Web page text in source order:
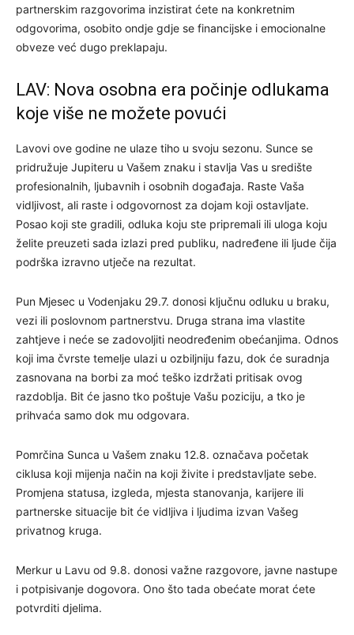
partnerskim razgovorima inzistirat ćete na konkretnim
odgovorima, osobito ondje gdje se financijske i emocionalne
obveze već dugo preklapaju.
LAV: Nova osobna era počinje odlukama
koje više ne možete povući
Lavovi ove godine ne ulaze tiho u svoju sezonu. Sunce se
pridružuje Jupiteru u Vašem znaku i stavlja Vas u središte
profesionalnih, ljubavnih i osobnih događaja. Raste Vaša
vidljivost, ali raste i odgovornost za dojam koji ostavljate.
Posao koji ste gradili, odluka koju ste pripremali ili uloga koju
želite preuzeti sada izlazi pred publiku, nadređene ili ljude čija
podrška izravno utječe na rezultat.
Pun Mjesec u Vodenjaku 29.7. donosi ključnu odluku u braku,
vezi ili poslovnom partnerstvu. Druga strana ima vlastite
zahtjeve i neće se zadovoljiti neodređenim obećanjima. Odnos
koji ima čvrste temelje ulazi u ozbiljniju fazu, dok će suradnja
zasnovana na borbi za moć teško izdržati pritisak ovog
razdoblja. Bit će jasno tko poštuje Vašu poziciju, a tko je
prihvaća samo dok mu odgovara.
Pomrčina Sunca u Vašem znaku 12.8. označava početak
ciklusa koji mijenja način na koji živite i predstavljate sebe.
Promjena statusa, izgleda, mjesta stanovanja, karijere ili
partnerske situacije bit će vidljiva i ljudima izvan Vašeg
privatnog kruga.
Merkur u Lavu od 9.8. donosi važne razgovore, javne nastupe
i potpisivanje dogovora. Ono što tada obećate morat ćete
potvrditi djelima.